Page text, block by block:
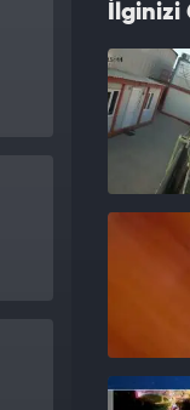
İlginizi